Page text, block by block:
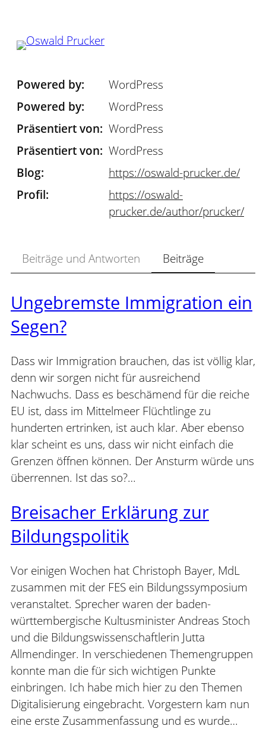
springen
Powered by
WordPress
Powered by
WordPress
Präsentiert von
WordPress
Präsentiert von
WordPress
Blog
https://oswald-prucker.de/
Profil
https://oswald-
prucker.de/author/prucker/
Beiträge und Antworten Beiträge
Ungebremste Immigration ein
Segen?
Dass wir Immigration brauchen, das ist völlig klar,
denn wir sorgen nicht für ausreichend
Nachwuchs. Dass es beschämend für die reiche
EU ist, dass im Mittelmeer Flüchtlinge zu
hunderten ertrinken, ist auch klar. Aber ebenso
klar scheint es uns, dass wir nicht einfach die
Grenzen öffnen können. Der Ansturm würde uns
überrennen. Ist das so?…
Breisacher Erklärung zur
Bildungspolitik
Vor einigen Wochen hat Christoph Bayer, MdL
zusammen mit der FES ein Bildungssymposium
veranstaltet. Sprecher waren der baden-
württembergische Kultusminister Andreas Stoch
und die Bildungswissenschaftlerin Jutta
Allmendinger. In verschiedenen Themengruppen
konnte man die für sich wichtigen Punkte
einbringen. Ich habe mich hier zu den Themen
Digitalisierung eingebracht. Vorgestern kam nun
eine erste Zusammenfassung und es wurde…